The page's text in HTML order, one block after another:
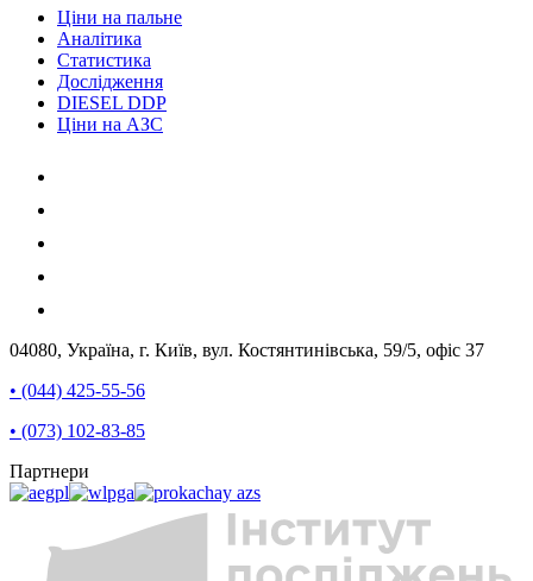
Ціни на пальне
Аналітика
Статистика
Дослідження
DIESEL DDP
Ціни на АЗС
04080, Україна, г. Київ, вул. Костянтинівська, 59/5, офіс 37
• (044) 425-55-56
• (073) 102-83-85
Партнери